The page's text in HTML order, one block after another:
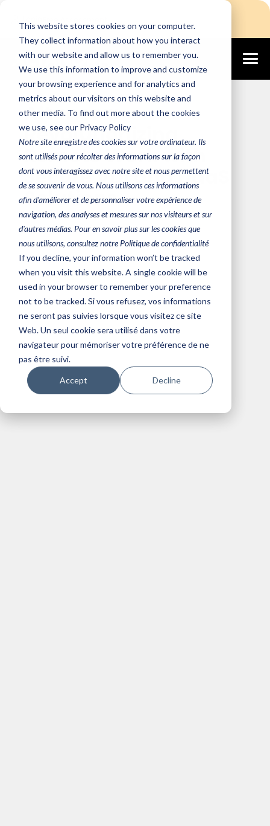
This website stores cookies on your computer.
They collect information about how you interact
with our website and allow us to remember you.
We use this information to improve and customize
your browsing experience and for analytics and
metrics about our visitors on this website and
other media. To find out more about the cookies
we use, see our Privacy Policy
Notre site enregistre des cookies sur votre ordinateur. Ils
sont utilisés pour récolter des informations sur la façon
dont vous interagissez avec notre site et nous permettent
de se souvenir de vous. Nous utilisons ces informations
afin d'améliorer et de personnaliser votre expérience de
navigation, des analyses et mesures sur nos visiteurs et sur
d'autres médias. Pour en savoir plus sur les cookies que
nous utilisons, consultez notre Politique de confidentialité
If you decline, your information won’t be tracked
when you visit this website. A single cookie will be
used in your browser to remember your preference
not to be tracked. Si vous refusez, vos informations
ne seront pas suivies lorsque vous visitez ce site
Web. Un seul cookie sera utilisé dans votre
navigateur pour mémoriser votre préférence de ne
pas être suivi.
Accept Decline
January 10, 2024
Altanora:
Revolutionizing
Remote Work with
Secure VDI and DaaS
Solutions
Team Altanora
Security Citrix VDI
IT Solutions